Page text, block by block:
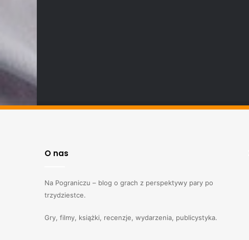
O nas
Na Pograniczu – blog o grach z perspektywy pary po
trzydziestce.
Gry, filmy, książki, recenzje, wydarzenia, publicystyka.